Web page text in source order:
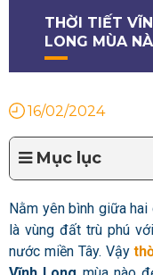
THỜI TIẾT
LONG MÙA
16/02/2024
Mục lục
Nằm yên bình giữa
là vùng đất trù phú
nước miền Tây. Vậy